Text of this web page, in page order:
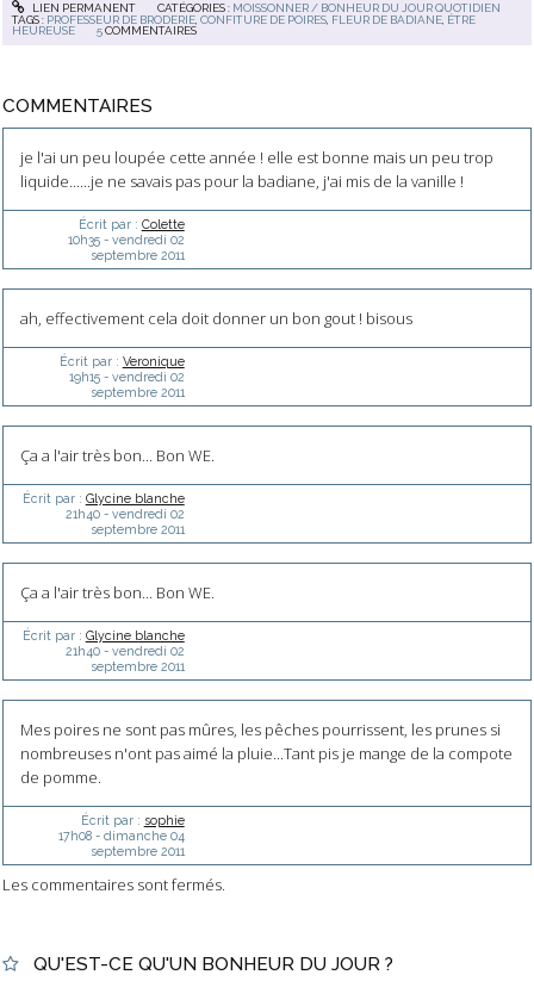
LIEN PERMANENT CATÉGORIES : MOISSONNER / BONHEUR DU JOUR QUOTIDIEN
TAGS : PROFESSEUR DE BRODERIE ,CONFITURE DE POIRES FLEUR DE BADIANE ÊTRE
HEUREUSE
5 COMMENTAIRES
COMMENTAIRES
je l'ai un peu loupée cette année ! elle est bonne mais un peu trop
liquide......je ne savais pas pour la badiane, j'ai mis de la vanille !
Écrit par : Colette
10h35- vendredi 02
septembre 2011
ah, effectivement cela doit donner un bon gout ! bisous
Écrit par : Veronique
19h15- vendredi 02
septembre 2011
Ça a l'air très bon... Bon WE.
Écrit par : Glycine blanche
21h40- vendredi 02
septembre 2011
Ça a l'air très bon... Bon WE.
Écrit par : Glycine blanche
21h40- vendredi 02
septembre 2011
Mes poires ne sont pas mûres, les pêches pourrissent, les prunes si
nombreuses n'ont pas aimé la pluie...Tant pis je mange de la compote
de pomme.
Écrit par : sophie
17h08- dimanche 04
septembre 2011
Les commentaires sont fermés.
QU'EST-CE QU'UN BONHEUR DU JOUR ?